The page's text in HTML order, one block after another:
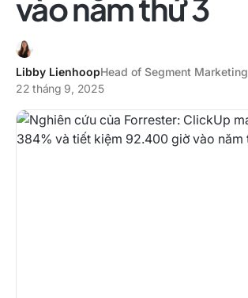
vào năm thứ 3
Libby LienhoopHead of Segment Marketing
22 tháng 9, 2025